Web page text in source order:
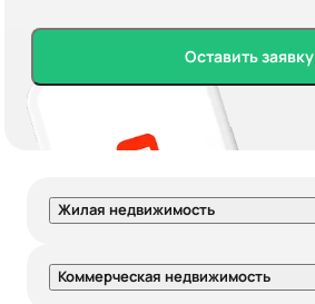
Оставить заявку
Жилая недвижимость
Коммерческая недвижимость